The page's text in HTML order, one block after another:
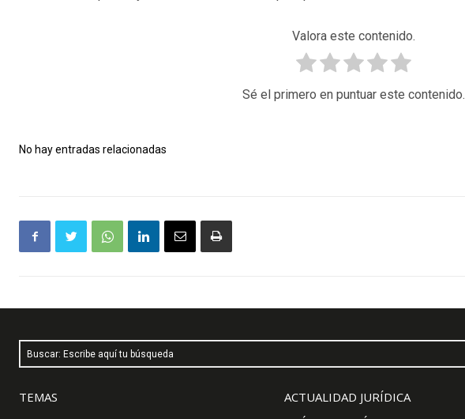
Valora este contenido.
Sé el primero en puntuar este contenido.
No hay entradas relacionadas
Buscar: Escribe aquí tu búsqueda
TEMAS
ACTUALIDAD JURÍDICA